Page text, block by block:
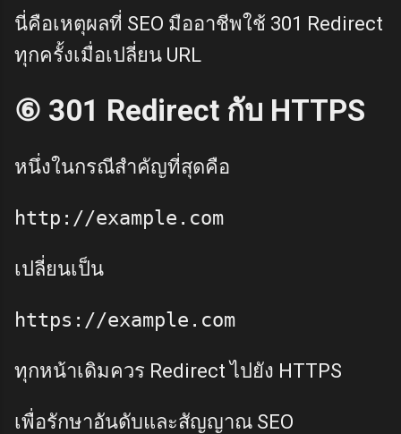
นี่คือเหตุผลที่ SEO มืออาชีพใช้ 301 Redirect
ทุกครั้งเมื่อเปลี่ยน URL
⑥ 301 Redirect กับ HTTPS
หนึ่งในกรณีสำคัญที่สุดคือ
เปลี่ยนเป็น
ทุกหน้าเดิมควร Redirect ไปยัง HTTPS
เพื่อรักษาอันดับและสัญญาณ SEO